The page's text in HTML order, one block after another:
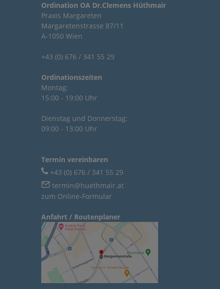
Ordination OA Dr.Clemens Hüthmair
Praxis Margareten
Margaretenstrasse 87/11
A-1050 Wien
+43 (0) 676 / 341 55 29
Ordinationszeiten
Montag:
15:00 - 19:00 Uhr
Dienstag und Donnerstag:
09:00 - 13:00 Uhr
Termin vereinbaren
+43 (0) 676 / 341 55 29
termin@huethmair.at
zum Online-Formular
Anfahrt / Routenplaner